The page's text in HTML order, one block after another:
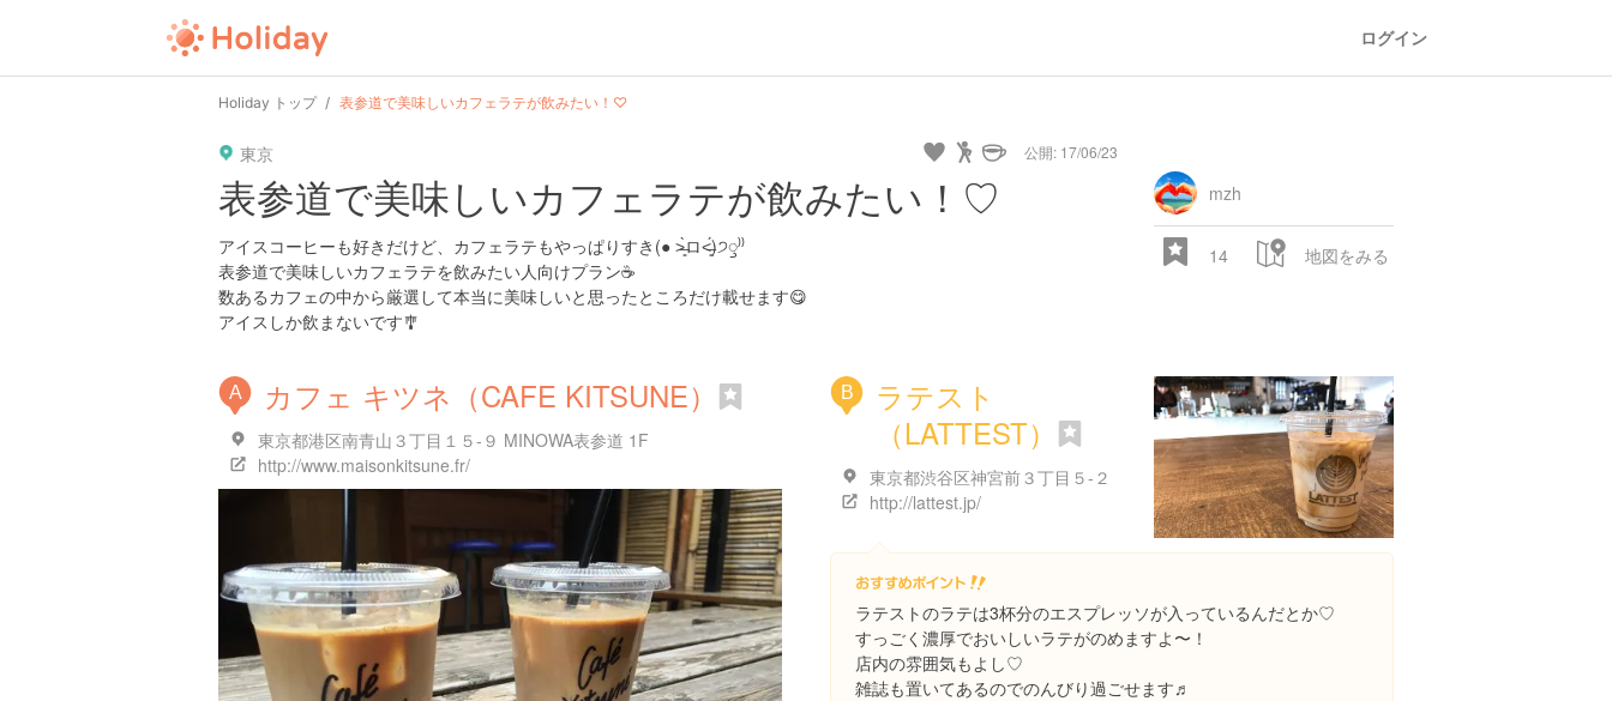
ログイン
Holiday トップ 表参道で美味しいカフェラテが飲みたい！♡
東京 公開: 17/06/23
表参道で美味しいカフェラテが飲みたい！♡
アイスコーヒーも好きだけど、カフェラテもやっぱりすき(● ˃̶͈̀ロ˂̶͈́)੭ꠥ⁾⁾
表参道で美味しいカフェラテを飲みたい人向けプラン☕
数あるカフェの中から厳選して本当に美味しいと思ったところだけ載せます😋
アイスしか飲まないです🎐
mzh
14 地図をみる
A カフェ キツネ（CAFE KITSUNE）
東京都港区南青山３丁目１５-９ MINOWA表参道 1F
http://www.maisonkitsune.fr/
B
ラテスト
（LATTEST）
東京都渋谷区神宮前３丁目５-２
http://lattest.jp/
ラテストのラテは3杯分のエスプレッソが入っているんだとか♡
すっごく濃厚でおいしいラテがのめますよ〜！
店内の雰囲気もよし♡
雑誌も置いてあるのでのんびり過ごせます♬